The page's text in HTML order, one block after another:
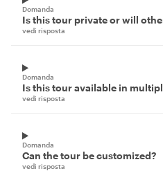
Domanda
Is this tour private or will
vedi risposta
Domanda
Is this tour available in
vedi risposta
Domanda
Can the tour be customized?
vedi risposta